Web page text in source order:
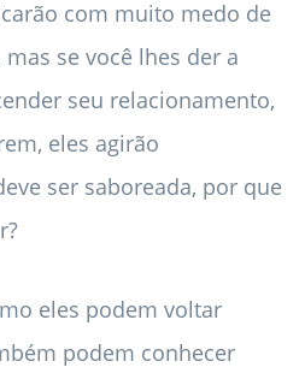
com muito medo de
se você lhes der a
seu relacionamento,
eles agirão
ser saboreada, por que
eles podem voltar
podem conhecer